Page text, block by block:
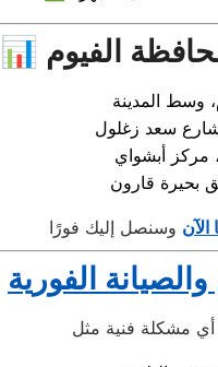
الفيوم
وسط المدينة
سعد زغلول
مركز أبشواي
بحيرة قارون
الفورية